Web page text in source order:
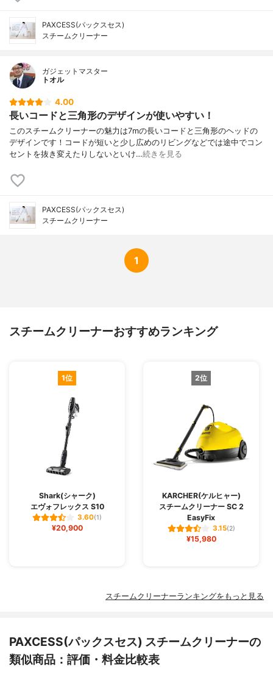
PAXCESS(パックスセス)
スチームクリーナー
ガジェットマスター
トオル
4.00
長いコードと三角形のデザインが使いやすい！
このスチームクリーナーの魅力は7mの長いコードと三角形のヘッドの
デザインです！コードが短いと少し広めのリビングなどでは途中でコン
セントを抜き変えたりしないといけ…続きを見る
PAXCESS(パックスセス)
スチームクリーナー
1
スチームクリーナーおすすめランキング
1位
Shark(シャーク)
エヴォフレックス S10
3.60(1)
¥20,900
2位
KARCHER(ケルヒャー)
スチームクリーナー SC 2
EasyFix
3.15(2)
¥15,980
スチームクリーナーランキングをもっと見る
PAXCESS(パックスセス) スチームクリーナーの
類似商品：評価・料金比較表